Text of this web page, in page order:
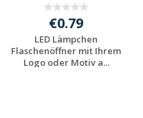
€0.79
LED Lämpchen
Flaschenöffner mit Ihrem
Logo oder Motiv a...